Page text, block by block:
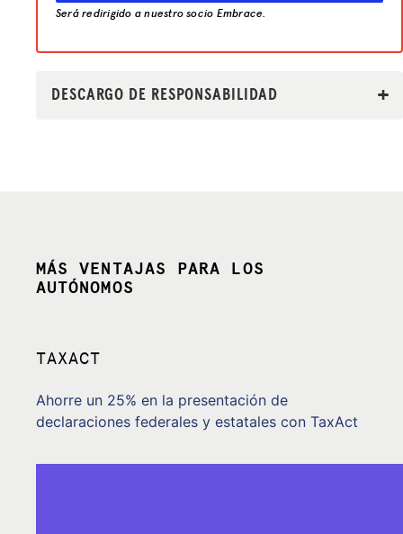
Será redirigido a nuestro socio Embrace.
DESCARGO DE RESPONSABILIDAD
MÁS VENTAJAS PARA LOS
AUTÓNOMOS
TAXACT
Ahorre un 25% en la presentación de
declaraciones federales y estatales con TaxAct